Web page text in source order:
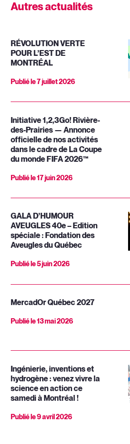
Autres actualités
RÉVOLUTION VERTE
POUR L’EST DE
MONTRÉAL
Publié le7 juillet 2026
Initiative 1,2,3Go! Rivière-
des-Prairies — Annonce
officielle de nos activités
dans le cadre de La Coupe
du monde FIFA 2026™
Publié le17 juin 2026
GALA D’HUMOUR
AVEUGLES 40e – Edition
spéciale : Fondation des
Aveugles du Québec
Publié le5 juin 2026
MercadOr Québec 2027
Publié le13 mai 2026
Ingénierie, inventions et
hydrogène : venez vivre la
science en action ce
samedi à Montréal !
Publié le9 avril 2026